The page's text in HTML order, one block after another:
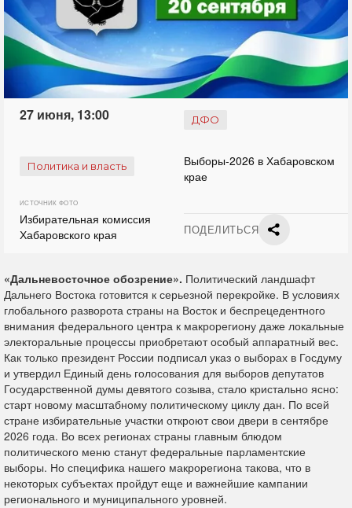
27 июня, 13:00 ДФО
Политика и власть
Выборы-2026 в Хабаровском
крае
ИСТОЧНИК ФОТО
Избирательная комиссия
Хабаровского края
ПОДЕЛИТЬСЯ
«Дальневосточное обозрение». Политический ландшафт
Дальнего Востока готовится к серьезной перекройке. В условиях
глобального разворота страны на Восток и беспрецедентного
внимания федерального центра к макрорегиону даже локальные
электоральные процессы приобретают особый аппаратный вес.
Как только президент России подписал указ о выборах в Госдуму
и утвердил Единый день голосования для выборов депутатов
Государственной думы девятого созыва, стало кристально ясно:
старт новому масштабному политическому циклу дан. По всей
стране избирательные участки откроют свои двери в сентябре
2026 года. Во всех регионах страны главным блюдом
политического меню станут федеральные парламентские
выборы. Но специфика нашего макрорегиона такова, что в
некоторых субъектах пройдут еще и важнейшие кампании
регионального и муниципального уровней.